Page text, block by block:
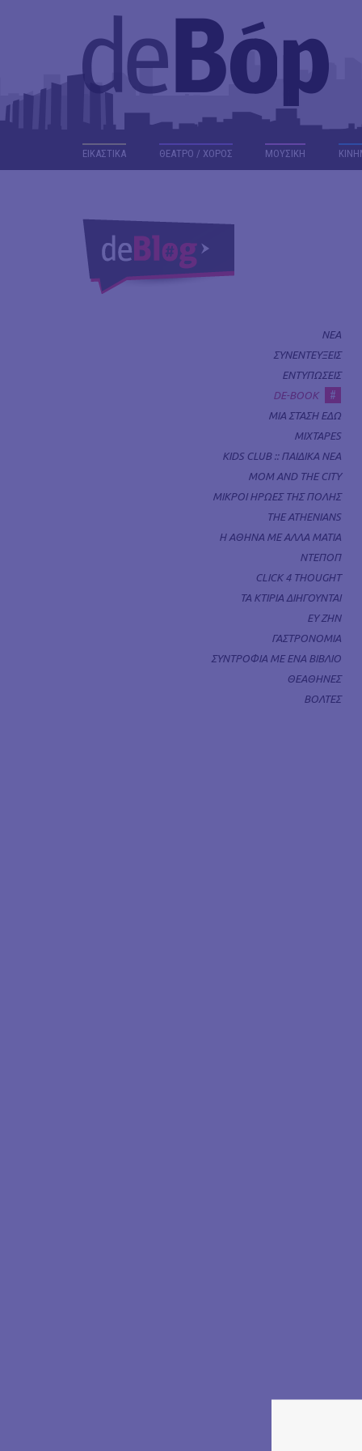
ΕΙΚΑΣΤΙΚΑ ΘΕΑΤΡΟ / ΧΟΡΟΣ ΜΟΥΣΙΚΗ
ΝΕΑ
ΣΥΝΕΝΤΕΥΞΕΙΣ
ΕΝΤΥΠΩΣΕΙΣ
DE-BOOK
#
ΜΙΑ ΣΤΑΣΗ ΕΔΩ
MIXTAPES
KIDS CLUB :: ΠΑΙΔΙΚΑ ΝΕΑ
MOM AND THE CITY
ΜΙΚΡΟΙ ΗΡΩΕΣ ΤΗΣ ΠΟΛΗΣ
THE ATHENIANS
Η ΑΘΗΝΑ ΜΕ ΑΛΛΑ ΜΑΤΙΑ
ΝΤΕΠΟΠ
CLICK 4 THOUGHT
ΤΑ ΚΤΙΡΙΑ ΔΙΗΓΟΥΝΤΑΙ
ΕΥ ΖΗΝ
ΓΑΣΤΡΟΝΟΜΙΑ
ΣΥΝΤΡΟΦΙΑ ΜΕ ΕΝΑ ΒΙΒΛΙΟ
ΘΕΑΘΗΝΕΣ
ΒΟΛΤΕΣ